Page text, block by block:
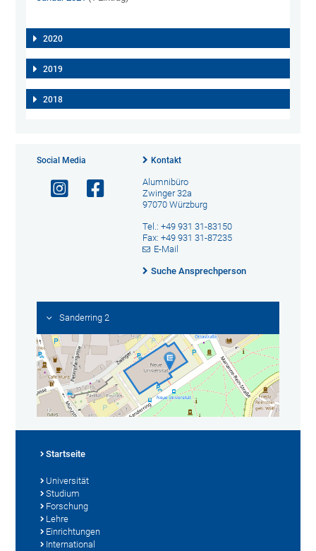
2020
2019
2018
Social Media Kontakt
Alumnibüro
Zwinger 32a
97070 Würzburg
Tel.: +49 931 31-83150
Fax: +49 931 31-87235
E-Mail
Suche Ansprechperson
Sanderring 2
Startseite
Universität
Studium
Forschung
Lehre
Einrichtungen
International